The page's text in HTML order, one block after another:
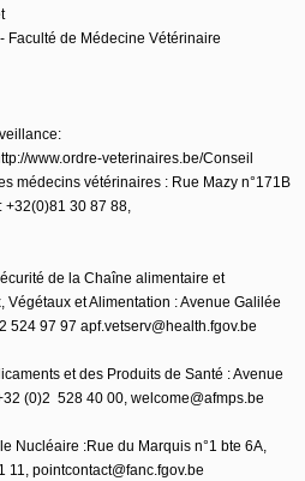
Faculté de Médecine Vétérinaire
www.ordre-veterinaires.be/Conseil
médecins vétérinaires : Rue Mazy n°171B
+32(0)81 30 87 88,
de la Chaîne alimentaire et
Végétaux et Alimentation : Avenue Galilée
524 97 97 apf.vetserv@health.fgov.be
et des Produits de Santé : Avenue
(0)2 528 40 00, welcome@afmps.be
Nucléaire :Rue du Marquis n°1 bte 6A,
11, pointcontact@fanc.fgov.be